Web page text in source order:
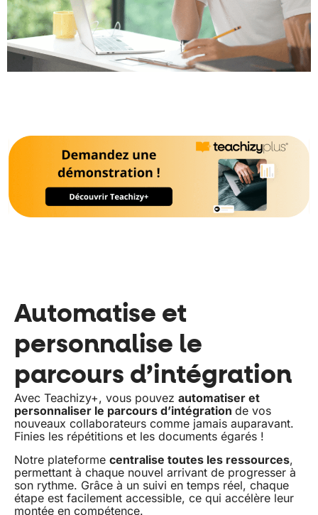
Automatise et
personnalise le
parcours d’intégration
Avec Teachizy+, vous pouvez automatiser et
personnaliser le parcours d’intégration de vos
nouveaux collaborateurs comme jamais auparavant.
Finies les répétitions et les documents égarés !
Notre plateforme centralise toutes les ressources,
permettant à chaque nouvel arrivant de progresser à
son rythme. Grâce à un suivi en temps réel, chaque
étape est facilement accessible, ce qui accélère leur
montée en compétence.